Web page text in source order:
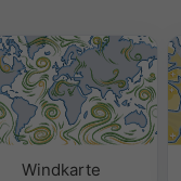
Windkarte